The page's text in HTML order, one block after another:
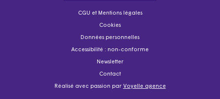
CGU et Mentions légales
Cookies
Données personnelles
Accessibilité : non-conforme
Newsletter
Contact
Réalisé avec passion par Voyelle agence